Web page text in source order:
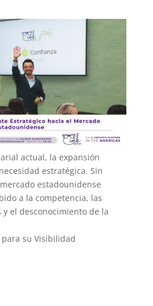
actual, la expansión
estratégica. Sin
estadounidense
a la competencia, las
el desconocimiento de la
su Visibilidad